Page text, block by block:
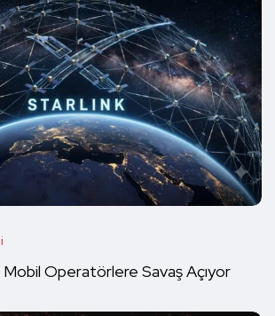
Mobil Operatörlere Savaş Açıyor